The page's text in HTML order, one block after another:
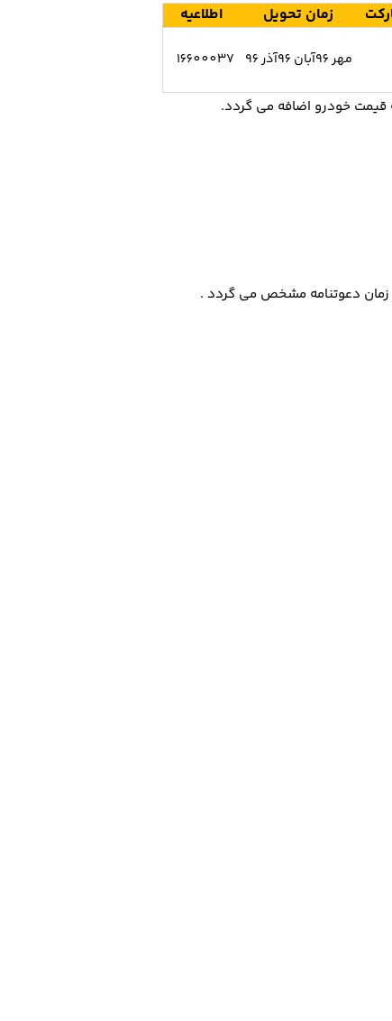
زمان تحویل اطلاعیه
مهر 96آبان 96آذر 96
16600037
زﻣﺎن دﻋﻮﺗﻨﺎﻣﻪ ﻣﺸﺨﺺ ﻣﯽ ﮔﺮدد .